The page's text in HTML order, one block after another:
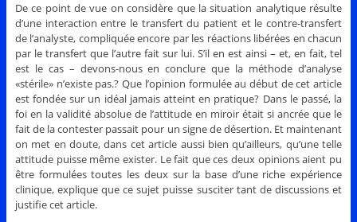
De ce point de vue on considère que la situation analytique résulte
d’une interaction entre le transfert du patient et le contre-transfert
de l’analyste, compliquée encore par les réactions libérées en chacun
par le transfert que l’autre fait sur lui. S’il en est ainsi – et, en fait, tel
est le cas – devons-nous en conclure que la méthode d’analyse
«stérile» n’existe pas.? Que l’opinion formulée au début de cet article
est fondée sur un idéal jamais atteint en pratique? Dans le passé, la
foi en la validité absolue de l’attitude en miroir était si ancrée que le
fait de la contester passait pour un signe de désertion. Et maintenant
on met en doute, dans cet article aussi bien qu’ailleurs, qu’une telle
attitude puisse même exister. Le fait que ces deux opinions aient pu
être formulées toutes les deux sur la base d’une riche expérience
clinique, explique que ce sujet puisse susciter tant de discussions et
justifie cet article.